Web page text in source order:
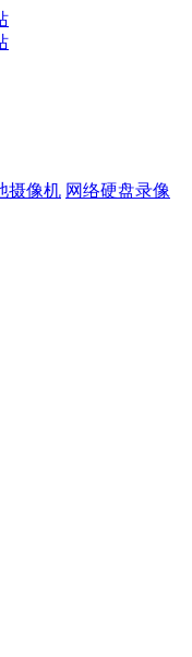
摄像机 网络硬盘录像